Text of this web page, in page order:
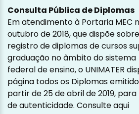
Consulta Pública de Diplomas
Em atendimento à Portaria MEC
outubro de 2018, que dispõe
registro de diplomas de cursos
graduação no âmbito do sistema
federal de ensino, o UNIMATER
página todos os Diplomas
partir de 25 de abril de 2019,
de autenticidade. Consulte aqui